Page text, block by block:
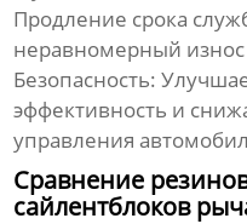
Продление срока
неравномерный
Безопасность:
эффективность и
управления
Сравнение
сайлентблоков